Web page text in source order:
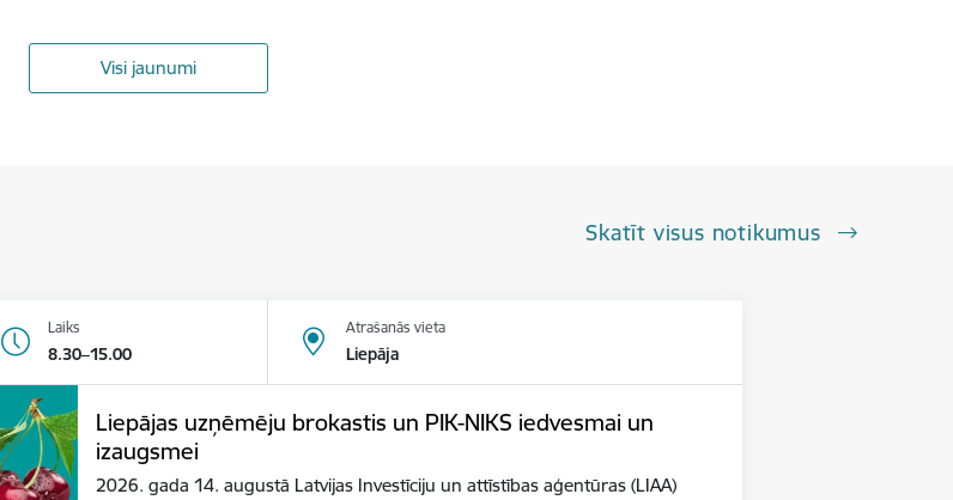
Visi jaunumi
Skatīt visus notikumus
Laiks
8.30–15.00
Atrašanās vieta
Liepāja
Liepājas uzņēmēju brokastis un PIK-NIKS iedvesmai un
izaugsmei
2026. gada 14. augustā Latvijas Investīciju un attīstības aģentūras (LIAA)